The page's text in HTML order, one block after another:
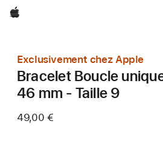
Apple
Exclusivement chez Apple
Bracelet Boucle
46 mm - Taille 9
49,00 €